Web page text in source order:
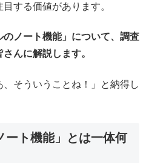
する価値があります。
ノート機能」について、調査
んに解説します。
そういうことね！」と納得し
ート機能」とは一体何